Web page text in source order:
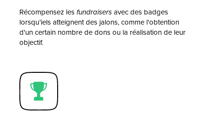
Récompensez lesfundraisersavec des badges
lorsqu’iels atteignent des jalons, comme l'obtention
d'un certain nombre de dons ou la réalisation de leur
objectif.